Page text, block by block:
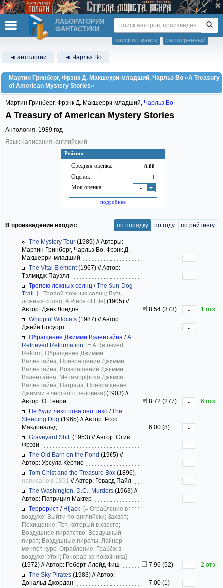
ЛАБОРАТОРИЯ
ФАНТАСТИКИ
расширенный
поиск по жанру
◄ антологии ◄ Чарльз Во
Мартин Гринберг, Фрэнк Д. Макшерри-младший, Чарльз Во «A Treasury
of American Mystery Stories»
Рейтинг
Средняя оценка: 8.00
Оценок: 1
Моя оценка: -
подробнее
Мартин Гринберг, Фрэнк Д. Макшерри-младший, Чарльз Во
A Treasury of American Mystery Stories
Антология, 1989 год
Язык написания: английский
В произведение входит: по порядку по году по рейтингу
The Mystery Tour (1989) //Авторы:
Мартин Гринберг, Чарльз Во, Фрэнк Д.
Макшерри-младший
-
The Vital Element(1967) //Автор:
Тэлмидж Пауэлл
-
Тропою ложных солнц /The Sun-Dog
Trail [= Тропой ложных солнц; Путь
ложных солнц; A Piece of Life] (1905) //
Автор: Джек Лондон
8.54 (373) -
1 отз.
Whippin' Wildcats (1987) //Автор:
Джейн Босуорт
-
Обращение Джимми Вэлентайна /A
Retrieved Reformation [= A Retrieved
Reform; Обращение Джимми
Валентайна; Превращение Джимми
Валентайна; Возвращение Джимми
Вэлентайна; Метаморфоза Джемса
Валентайна; Награда; Превращение
Джимми в честного человека] (1903) //
Автор: О. Генри
8.72 (277) -
6 отз.
Не буди лихо пока оно тихо /The
Sleeping Dog (1965) //Автор: Росс
Макдональд
6.00 (8)
-
Graveyard Shift(1953) //Автор: Стив
Фрэзи
-
The Old Barn on the Pond (1965) //
Автор: Урсула Кёртис
-
Tom Chist and the Treasure Box (1896)
написано в 1891 //Автор: Говард Пайл
-
The Washington, D.C., Murders (1963) //
Автор: Патриция Макгер
-
Террорист / Hijack [= Ограбление в
воздухе; Выйти по-английски; Захват;
Похищение; Тот, который в хвосте;
Воздушное пиратство; Воздушный
пират; Воздушные пираты; Лайнер
меняет курс; Ограбление; Грабёж в
воздухе; Угон; Гонорар за покойника]
(1972) //Автор: Роберт Ллойд Фиш 7.96 (52) -
2 отз.
The Sky Pirates (1983) //Автор:
Дональд Джордан
7.00 (1)
-